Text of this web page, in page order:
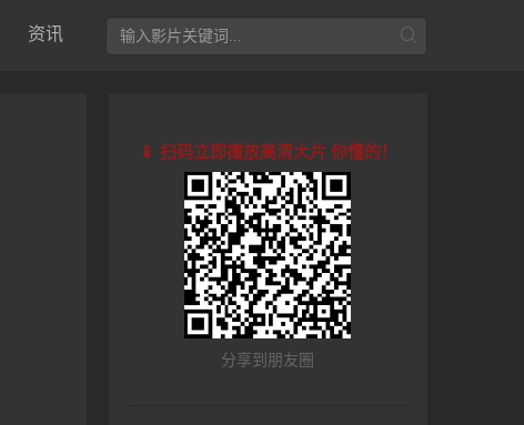
资讯
📱 扫码立即播放高清大片 你懂的！
分享到朋友圈